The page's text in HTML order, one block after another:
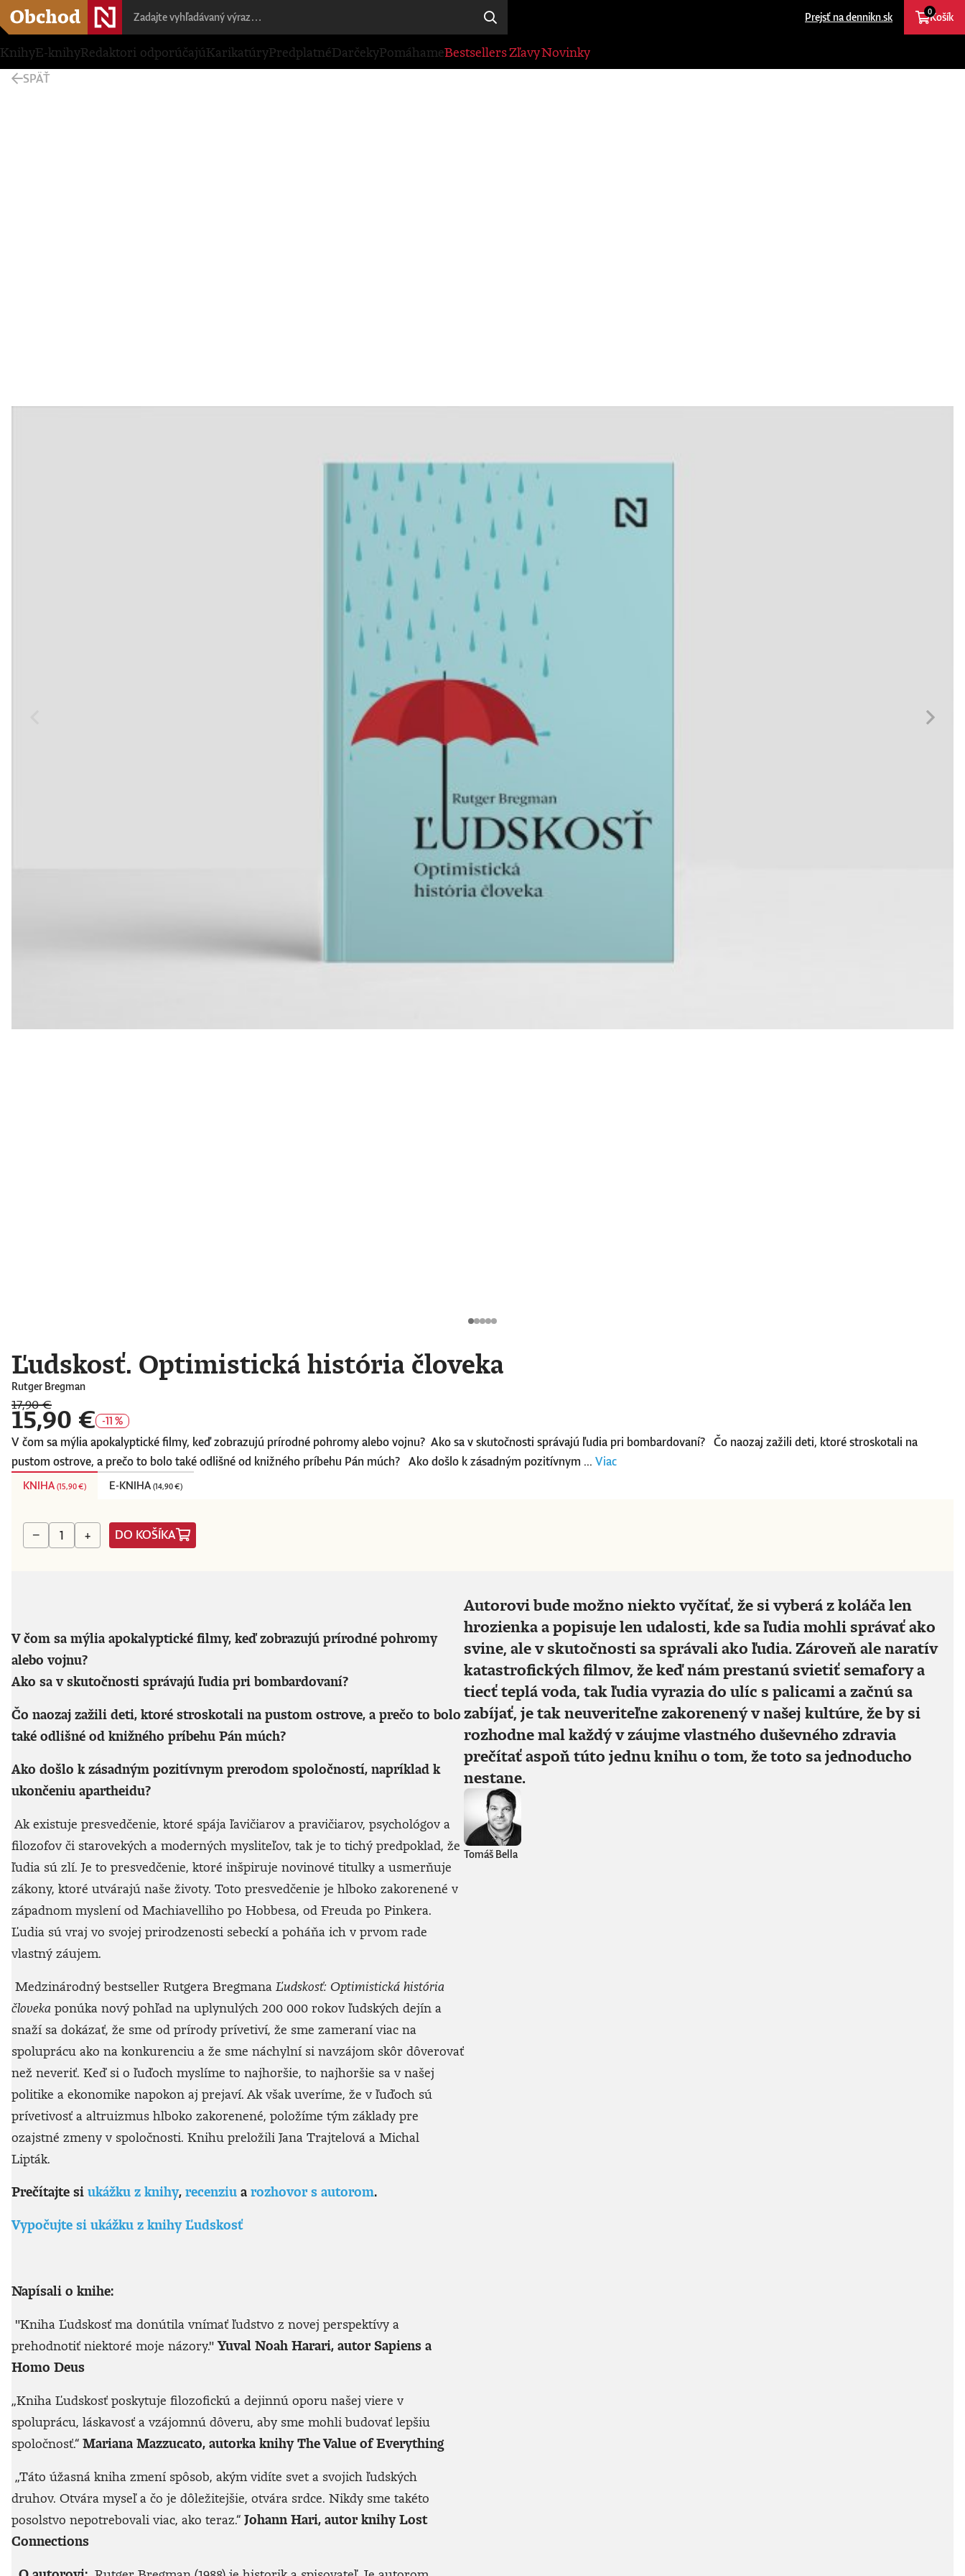
Prejsť na dennikn.sk Košík
0
KnihyE-knihyRedaktori odporúčajúKarikatúryPredplatnéDarčekyPomáhameBestsellersZľavyNovinky
SPÄŤ
Ľudskosť. Optimistická história človeka
Rutger Bregman
17,90 €
15,90 € -11 %
V čom sa mýlia apokalyptické filmy, keď zobrazujú prírodné pohromy alebo vojnu? Ako sa v skutočnosti správajú ľudia pri bombardovaní? Čo naozaj zažili deti, ktoré stroskotali na
pustom ostrove, a prečo to bolo také odlišné od knižného príbehu Pán múch? Ako došlo k zásadným pozitívnym ... Viac
KNIHA (15,90 €) E-KNIHA (14,90 €)
− + DO KOŠÍKA
V čom sa mýlia apokalyptické filmy, keď zobrazujú prírodné pohromy
alebo vojnu?
Ako sa v skutočnosti správajú ľudia pri bombardovaní?
Čo naozaj zažili deti, ktoré stroskotali na pustom ostrove, a prečo to bolo
také odlišné od knižného príbehu Pán múch?
Ako došlo k zásadným pozitívnym prerodom spoločností, napríklad k
ukončeniu apartheidu?
Ak existuje presvedčenie, ktoré spája ľavičiarov a pravičiarov, psychológov a
filozofov či starovekých a moderných mysliteľov, tak je to tichý predpoklad, že
ľudia sú zlí. Je to presvedčenie, ktoré inšpiruje novinové titulky a usmerňuje
zákony, ktoré utvárajú naše životy. Toto presvedčenie je hlboko zakorenené v
západnom myslení od Machiavelliho po Hobbesa, od Freuda po Pinkera.
Ľudia sú vraj vo svojej prirodzenosti sebeckí a poháňa ich v prvom rade
vlastný záujem.
Medzinárodný bestseller Rutgera Bregmana Ľudskosť: Optimistická história
človeka ponúka nový pohľad na uplynulých 200 000 rokov ľudských dejín a
snaží sa dokázať, že sme od prírody prívetiví, že sme zameraní viac na
spoluprácu ako na konkurenciu a že sme náchylní si navzájom skôr dôverovať
než neveriť. Keď si o ľuďoch myslíme to najhoršie, to najhoršie sa v našej
politike a ekonomike napokon aj prejaví. Ak však uveríme, že v ľuďoch sú
prívetivosť a altruizmus hlboko zakorenené, položíme tým základy pre
ozajstné zmeny v spoločnosti. Knihu preložili Jana Trajtelová a Michal
Lipták.
Prečítajte si ukážku z knihy, recenziu a rozhovor s autorom.
Vypočujte si ukážku z knihy Ľudskosť
Napísali o knihe:
"Kniha Ľudskosť ma donútila vnímať ľudstvo z novej perspektívy a
prehodnotiť niektoré moje názory."Yuval Noah Harari, autor Sapiens a
Homo Deus
„Kniha Ľudskosť poskytuje filozofickú a dejinnú oporu našej viere v
spoluprácu, láskavosť a vzájomnú dôveru, aby sme mohli budovať lepšiu
spoločnosť.“ Mariana Mazzucato, autorka knihy The Value of Everything
„Táto úžasná kniha zmení spôsob, akým vidíte svet a svojich ľudských
druhov. Otvára myseľ a čo je dôležitejšie, otvára srdce. Nikdy sme takéto
posolstvo nepotrebovali viac, ako teraz.“ Johann Hari, autor knihy Lost
Connections
Autorovi bude možno niekto vyčítať, že si vyberá z koláča len
hrozienka a popisuje len udalosti, kde sa ľudia mohli správať ako
svine, ale v skutočnosti sa správali ako ľudia. Zároveň ale naratív
katastrofických filmov, že keď nám prestanú svietiť semafory a
tiecť teplá voda, tak ľudia vyrazia do ulíc s palicami a začnú sa
zabíjať, je tak neuveriteľne zakorenený v našej kultúre, že by si
rozhodne mal každý v záujme vlastného duševného zdravia
prečítať aspoň túto jednu knihu o tom, že toto sa jednoducho
nestane.
Tomáš Bella